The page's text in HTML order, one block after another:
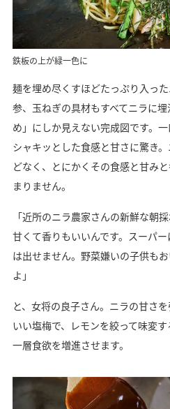
鉄板の上が緑一色に
麺を埋め尽くすほどたっぷり入っ
参、玉ねぎの具材もすべてニラに
め」にしか見えない完成図です。
シャキッとした食感と甘さに驚き
どなく、とにかくその食感と甘み
まりません。
「近所のニラ農家さんの新鮮な朝
甘くて香りもいいんです。スーパ
は出せません。野菜嫌いの子供も
よ」
と、女将の良子さん。ニラの甘さ
いい塩梅で、レモンを絞って味変す
一層食欲を増進させます。